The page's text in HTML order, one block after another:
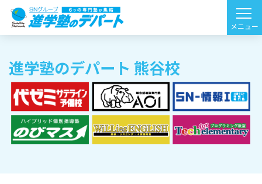
HOME 校舎一覧 進学塾のデパート 熊谷校
進学塾のデパート 熊谷校